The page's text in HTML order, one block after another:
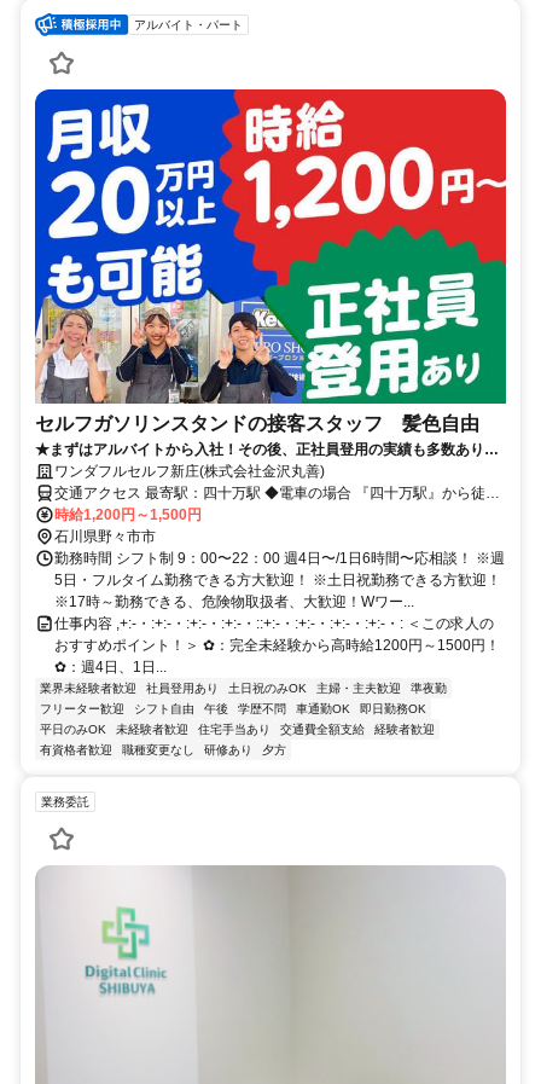
アルバイト・パート
セルフガソリンスタンドの接客スタッフ 髪色自由
★まずはアルバイトから入社！その後、正社員登用の実績も多数ありま
す！ 危険物の有資格者は時給1,250円～スタート♪
ワンダフルセルフ新庄(株式会社金沢丸善)
交通アクセス 最寄駅：四十万駅 ◆電車の場合 『四十万駅』から徒歩
20分 ◆車の場合 山側環状線「新庄交差点」から車で1分
時給1,200円～1,500円
石川県野々市市
勤務時間 シフト制 9：00〜22：00 週4日〜/1日6時間〜応相談！ ※週
5日・フルタイム勤務できる方大歓迎！ ※土日祝勤務できる方歓迎！
※17時～勤務できる、危険物取扱者、大歓迎！Wワー...
仕事内容 ,+:-・:+:-・:+:-・:+:-・::+:-・:+:-・:+:-・:+:-・: ＜この求人の
おすすめポイント！＞ ✿：完全未経験から高時給1200円～1500円！
✿：週4日、1日...
業界未経験者歓迎 社員登用あり 土日祝のみOK 主婦・主夫歓迎
準夜勤
フリーター歓迎
シフト自由 午後 学歴不問 車通勤OK
即日勤務OK
平日のみOK
未経験者歓迎 住宅手当あり 交通費全額支給
経験者歓迎
有資格者歓迎
職種変更なし 研修あり 夕方
業務委託